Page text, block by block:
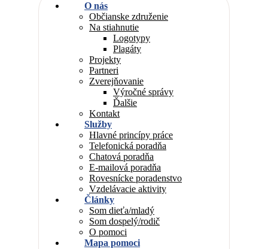
O nás
Občianske združenie
Na stiahnutie
Logotypy
Plagáty
Projekty
Partneri
Zverejňovanie
Výročné správy
Ďalšie
Kontakt
Služby
Hlavné princípy práce
Telefonická poradňa
Chatová poradňa
E-mailová poradňa
Rovesnícke poradenstvo
Vzdelávacie aktivity
Články
Som dieťa/mladý
Som dospelý/rodič
O pomoci
Mapa pomoci